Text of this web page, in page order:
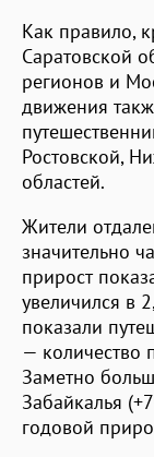
Как правило,
Саратовской
регионов и
движения
Ростовской,
областей.
Жители
значительно
прирост
увеличился в
показали
— количество
Заметно
Забайкалья
годовой